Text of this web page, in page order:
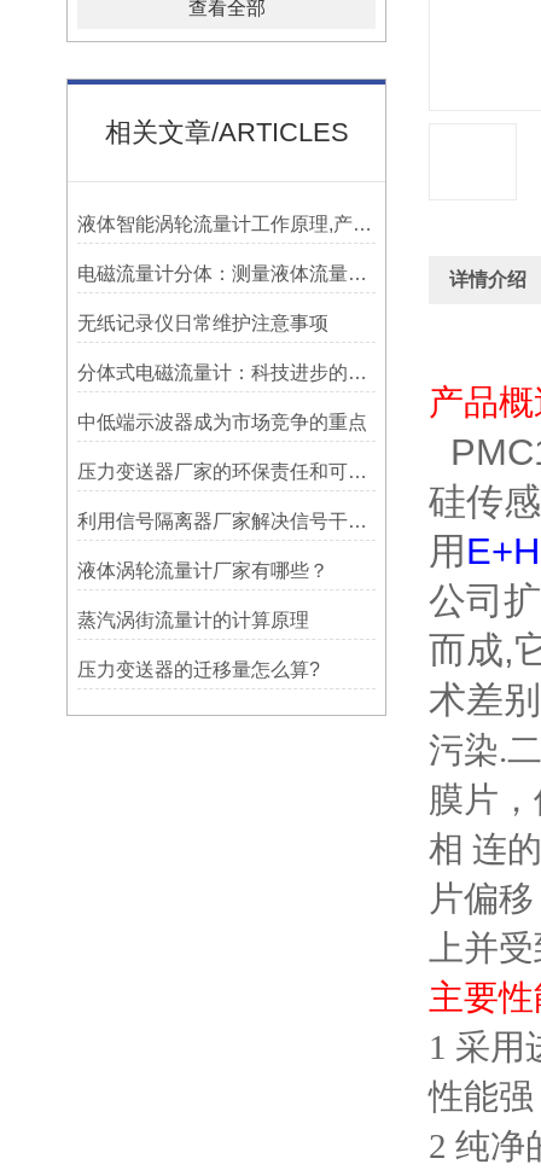
查看全部
相关文章/ARTICLES
液体智能涡轮流量计工作原理,产品特点
电磁流量计分体：测量液体流量的重要工具
无纸记录仪日常维护注意事项
分体式电磁流量计：科技进步的代表
中低端示波器成为市场竞争的重点
压力变送器厂家的环保责任和可持续发展
利用信号隔离器厂家解决信号干扰问题的实用指南
液体涡轮流量计厂家有哪些？
蒸汽涡街流量计的计算原理
压力变送器的迁移量怎么算?
详情介绍
产品
硅传
用 E+H
公司
而成,
术差
污染.
膜片
相 连
片偏
上并
主要
1 采用
性能
2 纯净